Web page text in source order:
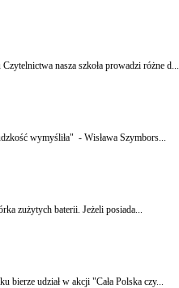
nasza szkoła prowadzi różne d...
wymyśliła" - Wisława Szymbors...
zużytych baterii. Jeżeli posiada...
bierze udział w akcji "Cała Polska czy...